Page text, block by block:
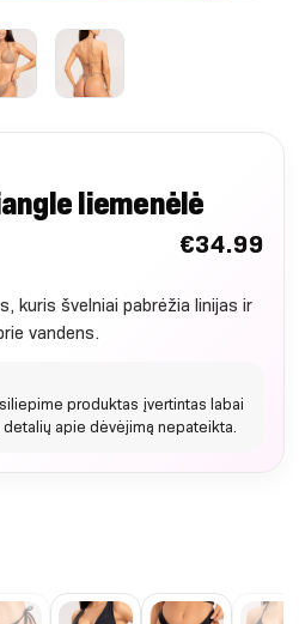
liemenėlė
€34.99
kuris švelniai pabrėžia linijas ir
vandens.
produktas įvertintas labai
apie dėvėjimą nepateikta.